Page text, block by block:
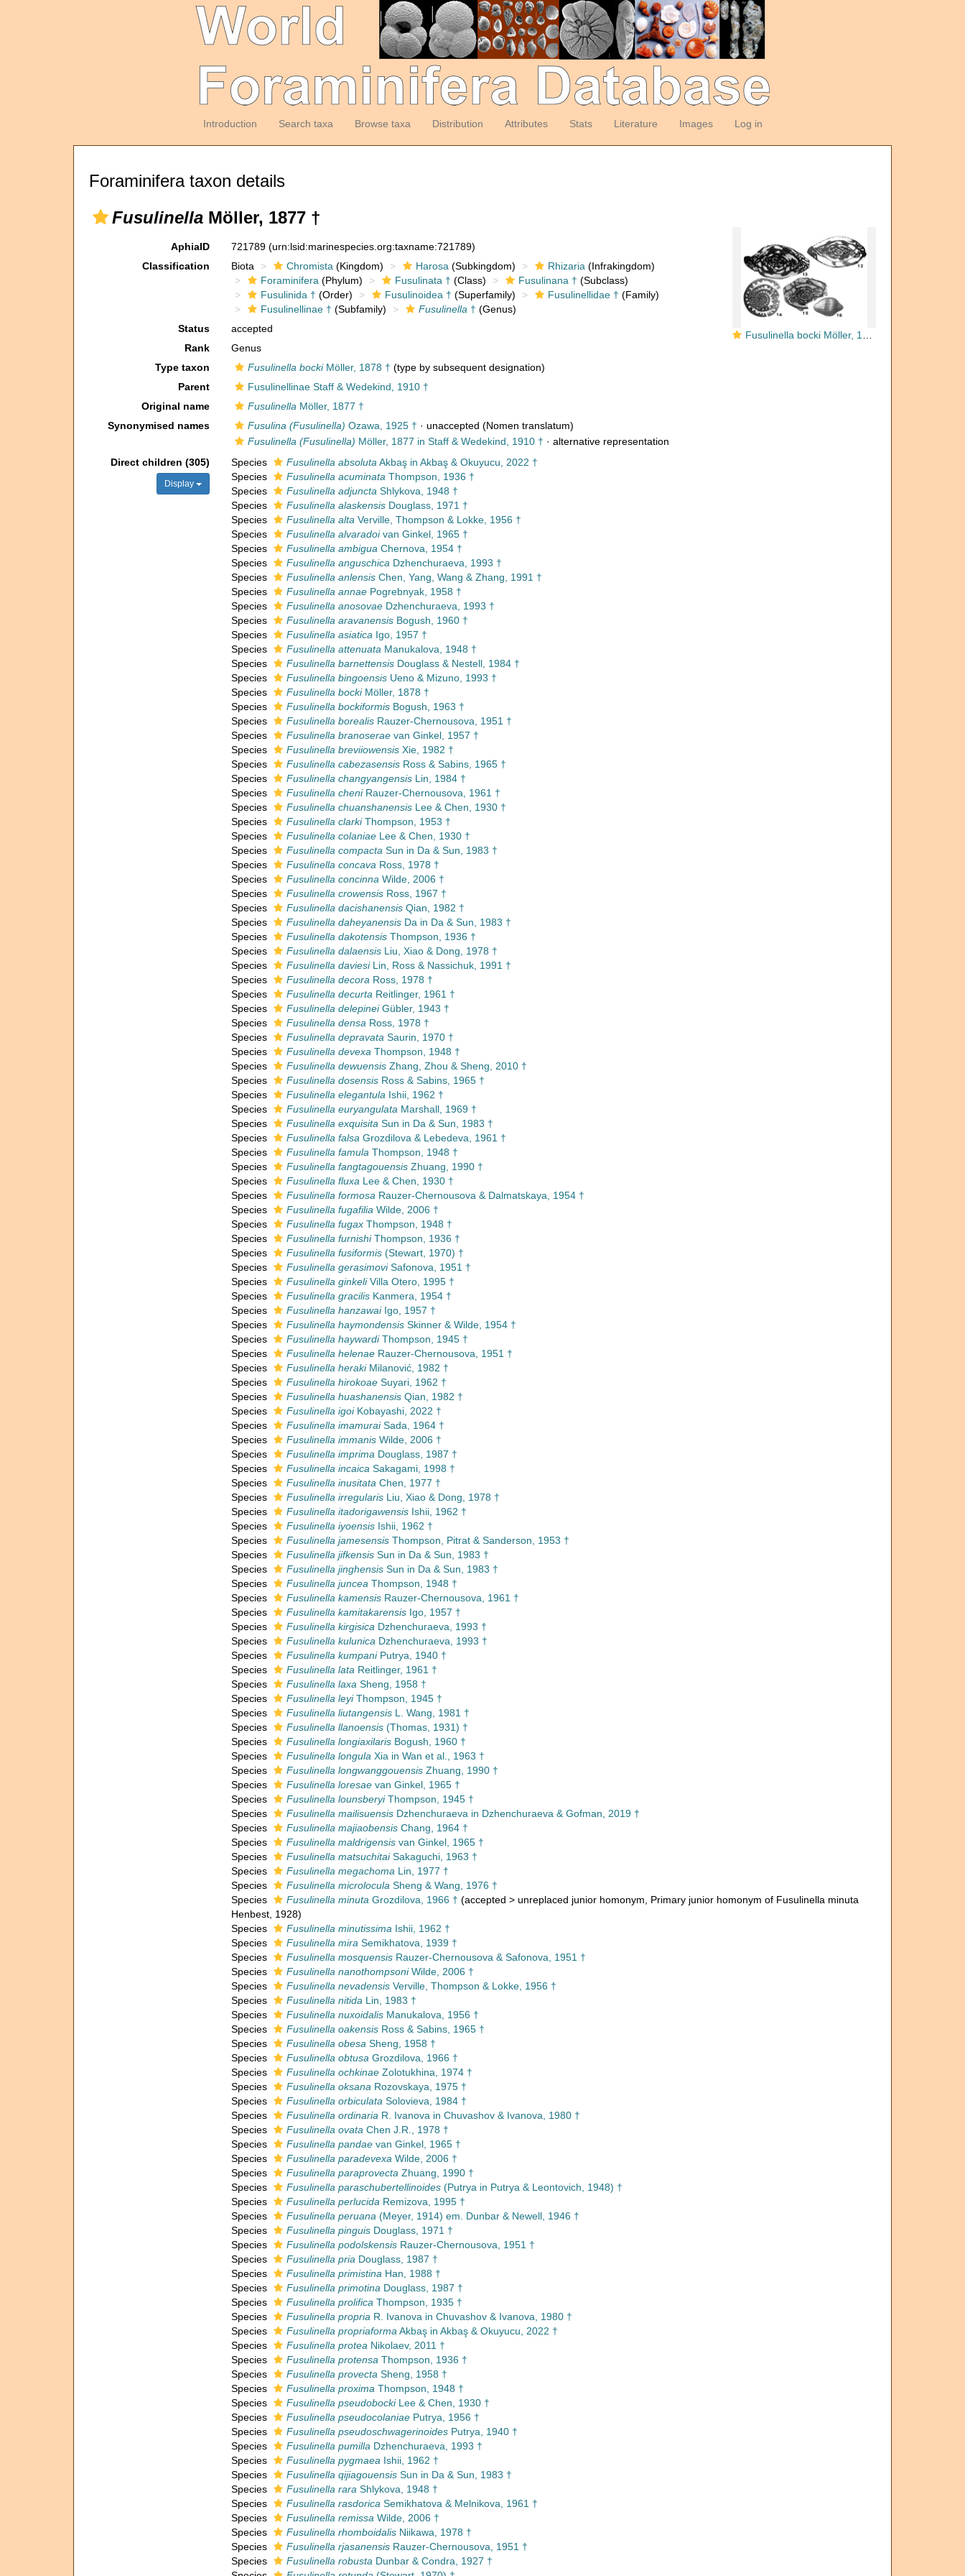
Introduction Search taxa Browse taxa Distribution Attributes Stats Literature Images Log in
Foraminifera taxon details
Fusulinella Möller, 1877 †
Fusulinella bocki Möller, 1878
AphiaID 721789 (urn:lsid:marinespecies.org:taxname:721789)
Classification
Biota Chromista (Kingdom) Harosa (Subkingdom) Rhizaria (Infrakingdom)
Foraminifera (Phylum) Fusulinata † (Class) Fusulinana † (Subclass)
Fusulinida † (Order) Fusulinoidea † (Superfamily) Fusulinellidae † (Family)
Fusulinellinae † (Subfamily) Fusulinella † (Genus)
Status
accepted
Rank
Genus
Type taxon
Fusulinella bockiMöller, 1878 † (type by subsequent designation)
Parent
Fusulinellinae Staff & Wedekind, 1910 †
Original name
Fusulinella Möller, 1877 †
Synonymised names
Fusulina (Fusulinella) Ozawa, 1925 † · unaccepted (Nomen translatum)
Fusulinella (Fusulinella) Möller, 1877 in Staff & Wedekind, 1910 † · alternative representation
Direct children (305)
Display
Species Fusulinella absoluta Akbaş in Akbaş & Okuyucu, 2022 †
Species
Fusulinella acuminata Thompson, 1936 †
Species
Fusulinella adjuncta Shlykova, 1948 †
Species
Fusulinella alaskensisDouglass, 1971 †
Species
Fusulinella alta Verville, Thompson & Lokke, 1956 †
Species
Fusulinella alvaradoivan Ginkel, 1965 †
Species
Fusulinella ambigua Chernova, 1954 †
Species
Fusulinella anguschica Dzhenchuraeva, 1993 †
Species
Fusulinella anlensisChen, Yang, Wang & Zhang, 1991 †
Species
Fusulinella annaePogrebnyak, 1958 †
Species
Fusulinella anosovaeDzhenchuraeva, 1993 †
Species
Fusulinella aravanensisBogush, 1960 †
Species
Fusulinella asiatica Igo, 1957 †
Species
Fusulinella attenuata Manukalova, 1948 †
Species
Fusulinella barnettensisDouglass & Nestell, 1984 †
Species
Fusulinella bingoensisUeno & Mizuno, 1993 †
Species
Fusulinella bockiMöller, 1878 †
Species
Fusulinella bockiformisBogush, 1963 †
Species
Fusulinella borealisRauzer-Chernousova, 1951 †
Species
Fusulinella branoseraevan Ginkel, 1957 †
Species
Fusulinella breviiowensisXie, 1982 †
Species
Fusulinella cabezasensisRoss & Sabins, 1965 †
Species
Fusulinella changyangensisLin, 1984 †
Species
Fusulinella cheniRauzer-Chernousova, 1961 †
Species
Fusulinella chuanshanensisLee & Chen, 1930 †
Species
Fusulinella clarkiThompson, 1953 †
Species
Fusulinella colaniaeLee & Chen, 1930 †
Species
Fusulinella compacta Sun in Da & Sun, 1983 †
Species
Fusulinella concava Ross, 1978 †
Species
Fusulinella concinna Wilde, 2006 †
Species
Fusulinella crowensisRoss, 1967 †
Species
Fusulinella dacishanensisQian, 1982 †
Species
Fusulinella daheyanensisDa in Da & Sun, 1983 †
Species
Fusulinella dakotensisThompson, 1936 †
Species
Fusulinella dalaensisLiu, Xiao & Dong, 1978 †
Species
Fusulinella daviesiLin, Ross & Nassichuk, 1991 †
Species
Fusulinella decora Ross, 1978 †
Species
Fusulinella decurta Reitlinger, 1961 †
Species
Fusulinella delepineiGübler, 1943 †
Species
Fusulinella densa Ross, 1978 †
Species
Fusulinella depravata Saurin, 1970 †
Species
Fusulinella devexa Thompson, 1948 †
Species
Fusulinella dewuensisZhang, Zhou & Sheng, 2010 †
Species
Fusulinella dosensisRoss & Sabins, 1965 †
Species
Fusulinella elegantula Ishii, 1962 †
Species
Fusulinella euryangulata Marshall, 1969 †
Species
Fusulinella exquisita Sun in Da & Sun, 1983 †
Species
Fusulinella falsa Grozdilova & Lebedeva, 1961 †
Species
Fusulinella famula Thompson, 1948 †
Species
Fusulinella fangtagouensisZhuang, 1990 †
Species
Fusulinella fluxa Lee & Chen, 1930 †
Species
Fusulinella formosa Rauzer-Chernousova & Dalmatskaya, 1954 †
Species
Fusulinella fugafilia Wilde, 2006 †
Species
Fusulinella fugaxThompson, 1948 †
Species
Fusulinella furnishiThompson, 1936 †
Species
Fusulinella fusiformis(Stewart, 1970) †
Species
Fusulinella gerasimoviSafonova, 1951 †
Species
Fusulinella ginkeliVilla Otero, 1995 †
Species
Fusulinella gracilisKanmera, 1954 †
Species
Fusulinella hanzawaiIgo, 1957 †
Species
Fusulinella haymondensisSkinner & Wilde, 1954 †
Species
Fusulinella haywardiThompson, 1945 †
Species
Fusulinella helenaeRauzer-Chernousova, 1951 †
Species
Fusulinella herakiMilanović, 1982 †
Species
Fusulinella hirokoaeSuyari, 1962 †
Species
Fusulinella huashanensisQian, 1982 †
Species
Fusulinella igoiKobayashi, 2022 †
Species
Fusulinella imamuraiSada, 1964 †
Species
Fusulinella immanisWilde, 2006 †
Species
Fusulinella imprima Douglass, 1987 †
Species
Fusulinella incaica Sakagami, 1998 †
Species
Fusulinella inusitata Chen, 1977 †
Species
Fusulinella irregularisLiu, Xiao & Dong, 1978 †
Species
Fusulinella itadorigawensisIshii, 1962 †
Species
Fusulinella iyoensisIshii, 1962 †
Species
Fusulinella jamesensisThompson, Pitrat & Sanderson, 1953 †
Species
Fusulinella jifkensisSun in Da & Sun, 1983 †
Species
Fusulinella jinghensisSun in Da & Sun, 1983 †
Species
Fusulinella juncea Thompson, 1948 †
Species
Fusulinella kamensisRauzer-Chernousova, 1961 †
Species
Fusulinella kamitakarensisIgo, 1957 †
Species
Fusulinella kirgisica Dzhenchuraeva, 1993 †
Species
Fusulinella kulunica Dzhenchuraeva, 1993 †
Species
Fusulinella kumpaniPutrya, 1940 †
Species
Fusulinella lata Reitlinger, 1961 †
Species
Fusulinella laxa Sheng, 1958 †
Species
Fusulinella leyiThompson, 1945 †
Species
Fusulinella liutangensisL. Wang, 1981 †
Species
Fusulinella llanoensis(Thomas, 1931) †
Species
Fusulinella longiaxilarisBogush, 1960 †
Species
Fusulinella longula Xia in Wan et al., 1963 †
Species
Fusulinella longwanggouensisZhuang, 1990 †
Species
Fusulinella loresaevan Ginkel, 1965 †
Species
Fusulinella lounsberyiThompson, 1945 †
Species
Fusulinella mailisuensisDzhenchuraeva in Dzhenchuraeva & Gofman, 2019 †
Species
Fusulinella majiaobensisChang, 1964 †
Species
Fusulinella maldrigensisvan Ginkel, 1965 †
Species
Fusulinella matsuchitaiSakaguchi, 1963 †
Species
Fusulinella megachoma Lin, 1977 †
Species
Fusulinella microlocula Sheng & Wang, 1976 †
Species
Fusulinella minuta Grozdilova, 1966 † (accepted > unreplaced junior homonym , Primary junior homonym of Fusulinella minuta
Henbest, 1928)
Species
Fusulinella minutissima Ishii, 1962 †
Species
Fusulinella mira Semikhatova, 1939 †
Species
Fusulinella mosquensisRauzer-Chernousova & Safonova, 1951 †
Species
Fusulinella nanothompsoniWilde, 2006 †
Species
Fusulinella nevadensisVerville, Thompson & Lokke, 1956 †
Species
Fusulinella nitida Lin, 1983 †
Species
Fusulinella nuxoidalisManukalova, 1956 †
Species
Fusulinella oakensisRoss & Sabins, 1965 †
Species
Fusulinella obesa Sheng, 1958 †
Species
Fusulinella obtusa Grozdilova, 1966 †
Species
Fusulinella ochkinaeZolotukhina, 1974 †
Species
Fusulinella oksana Rozovskaya, 1975 †
Species
Fusulinella orbiculata Solovieva, 1984 †
Species
Fusulinella ordinaria R. Ivanova in Chuvashov & Ivanova, 1980 †
Species
Fusulinella ovata Chen J.R., 1978 †
Species
Fusulinella pandaevan Ginkel, 1965 †
Species
Fusulinella paradevexa Wilde, 2006 †
Species
Fusulinella paraprovecta Zhuang, 1990 †
Species
Fusulinella paraschubertellinoides(Putrya in Putrya & Leontovich, 1948) †
Species
Fusulinella perlucida Remizova, 1995 †
Species
Fusulinella peruana (Meyer, 1914) em. Dunbar & Newell, 1946 †
Species
Fusulinella pinguisDouglass, 1971 †
Species
Fusulinella podolskensisRauzer-Chernousova, 1951 †
Species
Fusulinella pria Douglass, 1987 †
Species
Fusulinella primistina Han, 1988 †
Species
Fusulinella primotina Douglass, 1987 †
Species
Fusulinella prolifica Thompson, 1935 †
Species
Fusulinella propria R. Ivanova in Chuvashov & Ivanova, 1980 †
Species
Fusulinella propriaforma Akbaş in Akbaş & Okuyucu, 2022 †
Species
Fusulinella protea Nikolaev, 2011 †
Species
Fusulinella protensa Thompson, 1936 †
Species
Fusulinella provecta Sheng, 1958 †
Species
Fusulinella proxima Thompson, 1948 †
Species
Fusulinella pseudobockiLee & Chen, 1930 †
Species
Fusulinella pseudocolaniaePutrya, 1956 †
Species
Fusulinella pseudoschwagerinoidesPutrya, 1940 †
Species
Fusulinella pumilla Dzhenchuraeva, 1993 †
Species
Fusulinella pygmaea Ishii, 1962 †
Species
Fusulinella qijiagouensisSun in Da & Sun, 1983 †
Species
Fusulinella rara Shlykova, 1948 †
Species
Fusulinella rasdorica Semikhatova & Melnikova, 1961 †
Species
Fusulinella remissa Wilde, 2006 †
Species
Fusulinella rhomboidalisNiikawa, 1978 †
Species
Fusulinella rjasanensisRauzer-Chernousova, 1951 †
Species
Fusulinella robusta Dunbar & Condra, 1927 †